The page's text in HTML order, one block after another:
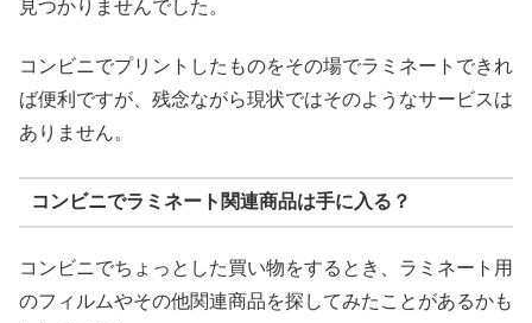
見つかりませんでした。
コンビニでプリントしたものをその場でラミネートできれ
ば便利ですが、残念ながら現状ではそのようなサービスは
ありません。
コンビニでラミネート関連商品は手に入る？
コンビニでちょっとした買い物をするとき、ラミネート用
のフィルムやその他関連商品を探してみたことがあるかも